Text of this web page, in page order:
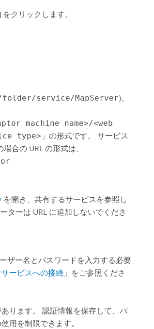
をクリックします。
folder/service/MapServer)。
machine name>/<web
type> 」の形式です。 サービス
合の URL の形式は、
を開き、共有するサービスを参照し
ターは URL に追加しないでくださ
ザー名とパスワードを入力する必要
ービスへの接続 」をご参照くださ
ります。 認証情報を保存して、パ
用を制限できます。